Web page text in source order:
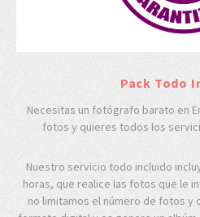
Pack Todo
Necesitas un fotógrafo barato en
fotos y quieres todos los
Nuestro servicio todo incluido
horas, que realice las fotos que le
no limitamos el número de fotos y